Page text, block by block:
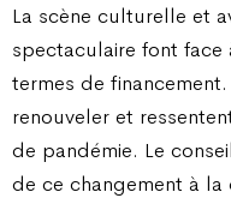
La scène culturelle et
spectaculaire font face
termes de
renouveler et
de pandémie. Le
de ce changement à